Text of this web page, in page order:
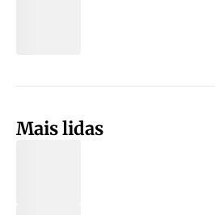
Mais lidas